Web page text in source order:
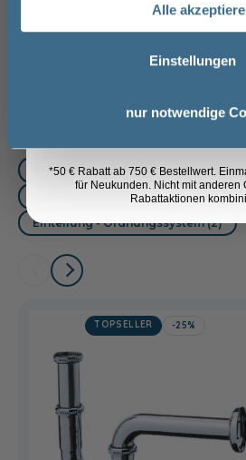
Alle
Einstellungen
nur notwendige
Weitere Artikel der
Serie 3050
Röhrensiphon (1)
Waschtischarmatur (3)
Einteilung - Ordnungssystem (2)
TOPSELLER -25%
Email
Anmelden
*50 € Rabatt ab 750 € Bestellwert.
für Neukunden. Nicht mit anderen
Rabattaktionen